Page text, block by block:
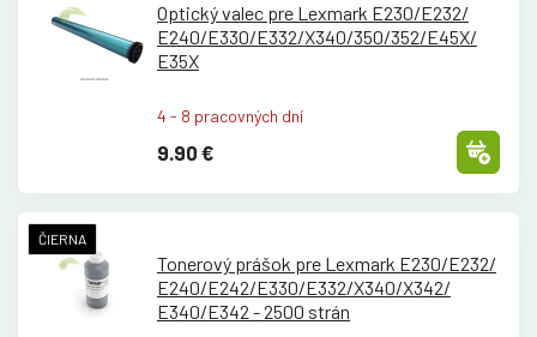
Optický valec pre Lexmark E230/E232/
E240/E330/E332/X340/350/352/E45X/
E35X
4 - 8 pracovných dní
9.90 €
ČIERNA
Tonerový prášok pre Lexmark E230/E232/
E240/E242/E330/E332/X340/X342/
E340/E342 - 2500 strán